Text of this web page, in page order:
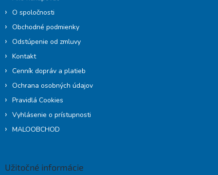
O spoločnosti
Obchodné podmienky
Odstúpenie od zmluvy
Kontakt
Cenník dopráv a platieb
Ochrana osobných údajov
Pravidlá Cookies
Vyhlásenie o prístupnosti
MALOOBCHOD
Užitočné informácie